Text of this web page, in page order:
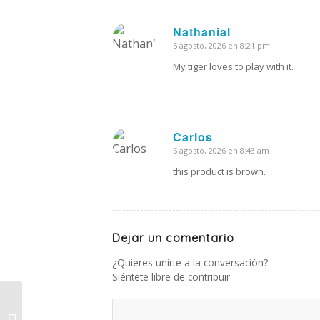
Nathanial
Dice:
5 agosto, 2026 en 8:21 pm
My tiger loves to play with it.
Carlos
Dice:
6 agosto, 2026 en 8:43 am
this product is brown.
Dejar un comentario
¿Quieres unirte a la conversación?
Siéntete libre de contribuir